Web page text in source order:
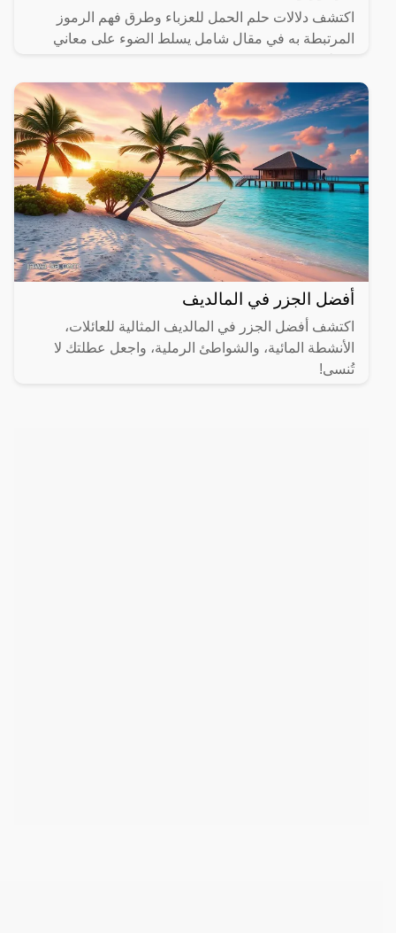
اكتشف دلالات حلم الحمل للعزباء وطرق فهم الرموز
المرتبطة به في مقال شامل يسلط الضوء على معاني
أفضل الجزر في المالديف
اكتشف أفضل الجزر في المالديف المثالية للعائلات،
الأنشطة المائية، والشواطئ الرملية، واجعل عطلتك لا
تُنسى!